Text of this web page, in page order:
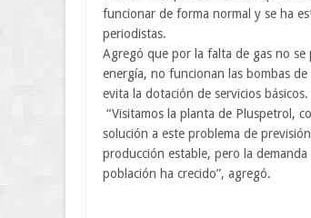
funcionar de forma normal y se ha
periodistas.
Agregó que por la falta de gas no se
energía, no funcionan las bombas
evita la dotación de servicios básicos.
“Visitamos la planta de Pluspetrol,
solución a este problema de
producción estable, pero la
población ha crecido”, agregó.